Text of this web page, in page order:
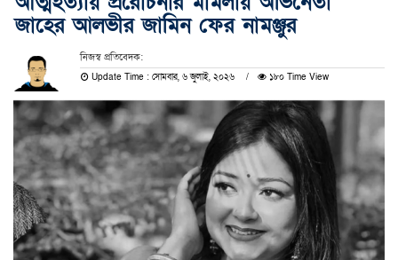
জাহের আলভীর জামিন ফের নামঞ্জুর
নিজস্ব প্রতিবেদক:
Update Time : সোমবার, ৬ জুলাই, ২০২৬ ১৮০ Time View